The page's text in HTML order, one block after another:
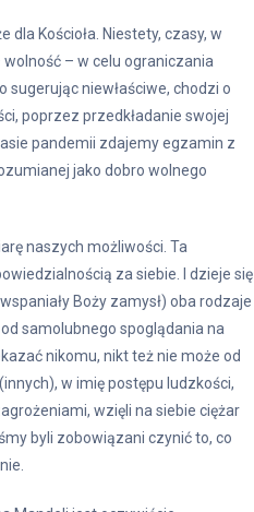
Kościoła. Niestety, czasy, w
– w celu ograniczania
sugerując niewłaściwe, chodzi o
poprzez przedkładanie swojej
pandemii zdajemy egzamin z
jako dobro wolnego
naszych możliwości. Ta
za siebie. I dzieje się
Boży zamysł) oba rodzaje
samolubnego spoglądania na
nikomu, nikt też nie może od
w imię postępu ludzkości,
wzięli na siebie ciężar
byli zobowiązani czynić to, co